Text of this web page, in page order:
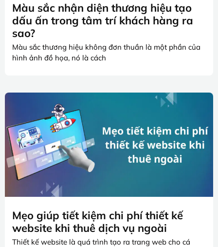
Màu sắc nhận diện thương hiệu tạo
dấu ấn trong tâm trí khách hàng ra
sao?
Màu sắc thương hiệu không đơn thuần là một phần của
hình ảnh đồ họa, nó là cách
Mẹo giúp tiết kiệm chi phí thiết kế
website khi thuê dịch vụ ngoài
Thiết kế website là quá trình tạo ra trang web cho cá